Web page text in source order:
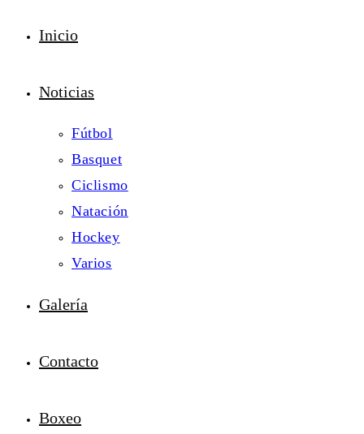
Inicio
Noticias
Fútbol
Basquet
Ciclismo
Natación
Hockey
Varios
Galería
Contacto
Boxeo